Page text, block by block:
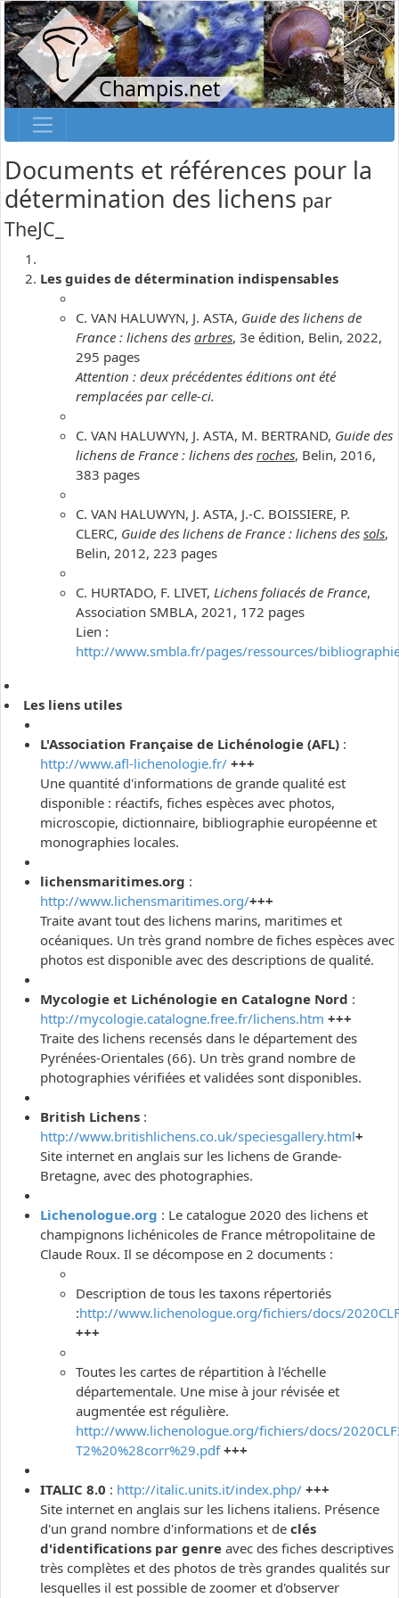
Champis.net
Documents et références pour la
détermination des lichens par
TheJC_
Les guides de détermination indispensables
C. VAN HALUWYN, J. ASTA, Guide des lichens de
France : lichens des arbres, 3e édition, Belin, 2022,
295 pages
Attention : deux précédentes éditions ont été
remplacées par celle-ci.
C. VAN HALUWYN, J. ASTA, M. BERTRAND, Guide des
lichens de France : lichens des roches, Belin, 2016,
383 pages
C. VAN HALUWYN, J. ASTA, J.-C. BOISSIERE, P.
CLERC, Guide des lichens de France : lichens des sols,
Belin, 2012, 223 pages
C. HURTADO, F. LIVET, Lichens foliacés de France,
Association SMBLA, 2021, 172 pages
Lien :
http://www.smbla.fr/pages/ressources/
Les liens utiles
L'Association Française de Lichénologie (AFL) :
http://www.afl-lichenologie.fr/ +++
Une quantité d'informations de grande qualité est
disponible : réactifs, fiches espèces avec photos,
microscopie, dictionnaire, bibliographie européenne et
monographies locales.
lichensmaritimes.org :
http://www.lichensmaritimes.org/+++
Traite avant tout des lichens marins, maritimes et
océaniques. Un très grand nombre de fiches espèces avec
photos est disponible avec des descriptions de qualité.
Mycologie et Lichénologie en Catalogne Nord :
http://mycologie.catalogne.free.fr/lichens.htm +++
Traite des lichens recensés dans le département des
Pyrénées-Orientales (66). Un très grand nombre de
photographies vérifiées et validées sont disponibles.
British Lichens :
http://www.britishlichens.co.uk/speciesgallery.html+
Site internet en anglais sur les lichens de Grande-
Bretagne, avec des photographies.
Lichenologue.org : Le catalogue 2020 des lichens et
champignons lichénicoles de France métropolitaine de
Claude Roux. Il se décompose en 2 documents :
Description de tous les taxons répertoriés
:http://www.lichenologue.org/fichiers/docs/
+++
Toutes les cartes de répartition à l'échelle
départementale. Une mise à jour révisée et
augmentée est régulière.
http://www.lichenologue.org/fichiers/docs/
T2%20%28corr%29.pdf +++
ITALIC 8.0 : http://italic.units.it/index.php/ +++
Site internet en anglais sur les lichens italiens. Présence
d'un grand nombre d'informations et de clés
d'identifications par genre avec des fiches descriptives
très complètes et des photos de très grandes qualités sur
lesquelles il est possible de zoomer et d'observer